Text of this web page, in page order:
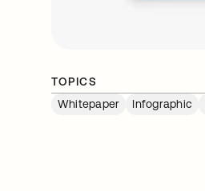
TOPICS
Whitepaper
Infographic